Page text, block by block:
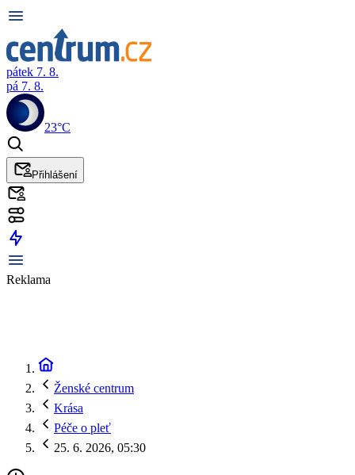
pátek 7. 8.
pá 7. 8.
23°C
Přihlášení
Reklama
Ženské centrum
Krása
Péče o pleť
25. 6. 2026, 05:30